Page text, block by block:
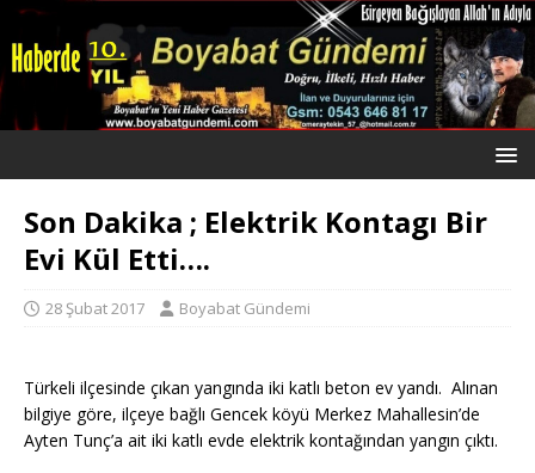
Son Dakika ; Elektrik Kontagı Bir
Evi Kül Etti….
28 Şubat 2017 Boyabat Gündemi
Türkeli ilçesinde çıkan yangında iki katlı beton ev yandı. Alınan
bilgiye göre, ilçeye bağlı Gencek köyü Merkez Mahallesin’de
Ayten Tunç’a ait iki katlı evde elektrik kontağından yangın çıktı.